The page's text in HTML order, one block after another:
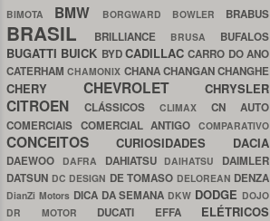
BIMOTA BMW BORGWARD BOWLER BRABUS
BRASIL BRILLIANCE BRUSA BUFALOS
BUGATTI BUICK BYDCADILLACCARRO DO ANO
CATERHAMCHAMONIX CHANACHANGANCHANGHE
CHERY CHEVROLET CHRYSLER
CITROEN CLÁSSICOS CLIMAX CN AUTO
COMERCIAIS COMERCIAL ANTIGOCOMPARATIVO
CONCEITOS CURIOSIDADES DACIA
DAEWOO DAFRA DAHIATSU DAIHATSU DAIMLER
DATSUN DC DESIGN DE TOMASO DELOREAN DENZA
DianZi Motors DICA DA SEMANA DKW DODGE DOJO
DR MOTOR DUCATI EFFA ELÉTRICOS